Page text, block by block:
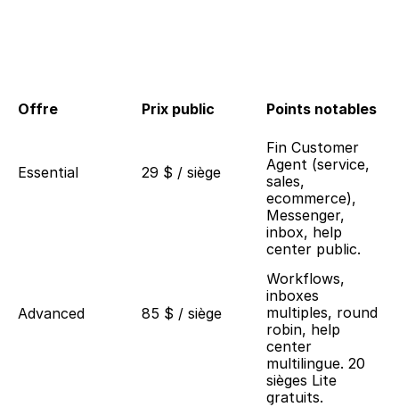
Offre Prix public Points notables
Essential 29 $ / siège
Fin Customer
Agent (service,
sales,
ecommerce),
Messenger,
inbox, help
center public.
Advanced 85 $ / siège
Workflows,
inboxes
multiples, round
robin, help
center
multilingue. 20
sièges Lite
gratuits.